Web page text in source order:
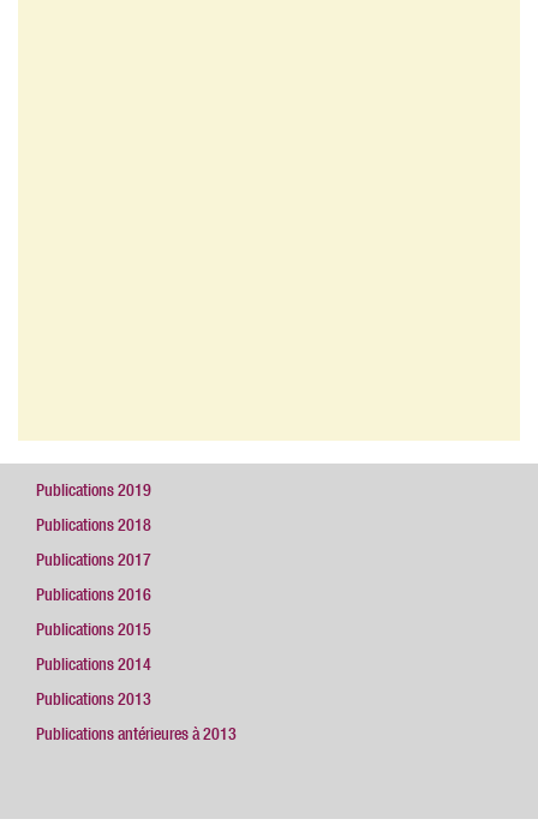
Publications 2019
Publications 2018
Publications 2017
Publications 2016
Publications 2015
Publications 2014
Publications 2013
Publications antérieures à 2013